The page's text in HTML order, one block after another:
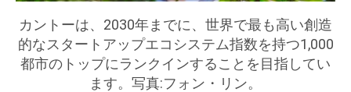
カントーは、2030年までに、世界で最も高い創造
的なスタートアップエコシステム指数を持つ1,000
都市のトップにランクインすることを目指してい
ます。写真:フォン・リン。